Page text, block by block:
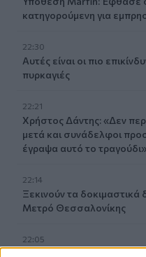
κατηγορούμενη για
22:30
Αυτές είναι οι πιο
πυρκαγιές
22:21
Χρήστος Δάντης: «Δεν
μετά και συνάδελφοι
έγραψα αυτό το τραγούδι»
22:14
Ξεκινούν τα
Μετρό Θεσσαλονίκης
22:05